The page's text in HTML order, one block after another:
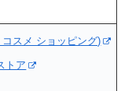
スメ ショッピング)
トア